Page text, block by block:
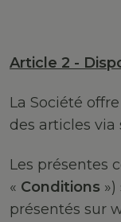
Article 2 -
La Société
des articles via
Les présentes
« Conditions
présentés sur